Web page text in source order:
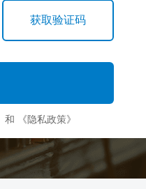
和 《隐私政策》